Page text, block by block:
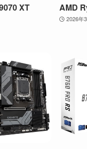
XT
AMD
2026年